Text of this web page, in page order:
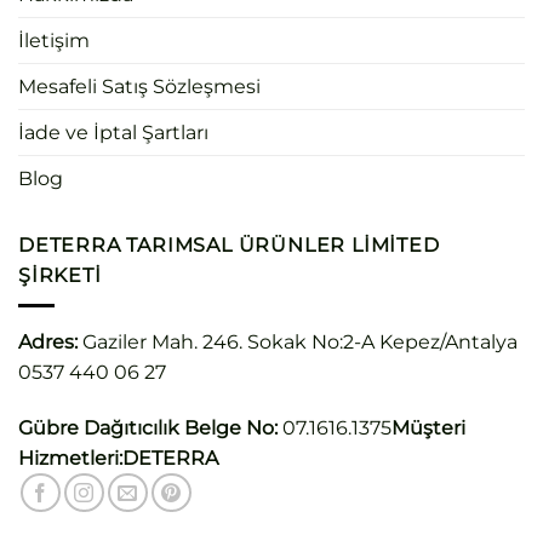
İletişim
Mesafeli Satış Sözleşmesi
İade ve İptal Şartları
Blog
DETERRA TARIMSAL ÜRÜNLER LIMITED
ŞIRKETI
Adres:Gaziler Mah. 246. Sokak No:2-A Kepez/Antalya
0537 440 06 27
Gübre Dağıtıcılık Belge No:07.1616.1375Müşteri
Hizmetleri:DETERRA